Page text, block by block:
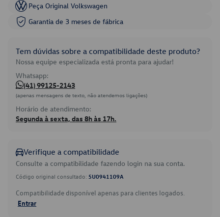
Peça Original Volkswagen
Garantia de 3 meses de fábrica
Tem dúvidas sobre a compatibilidade deste produto?
Nossa equipe especializada está pronta para ajudar!
Whatsapp:
(41) 99125-2143
(apenas mensagens de texto, não atendemos ligações)
Horário de atendimento:
Segunda à sexta, das 8h às 17h.
Verifique a compatibilidade
Consulte a compatibilidade fazendo login na sua conta.
Código original consultado: 5U0941109A
Compatibilidade disponível apenas para clientes logados.
Entrar